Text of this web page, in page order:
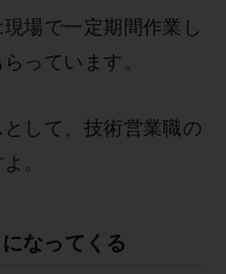
場で一定期間作業し
っています。
して、技術営業職の
。
なってくる